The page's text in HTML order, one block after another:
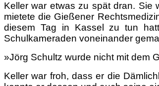
Keller war etwas zu spät dran. Sie
mietete die Gießener
diesem Tag in Kassel zu tun
Schulkameraden voneinander
»Jörg Schultz wurde nicht mit dem
Keller war froh, dass er die